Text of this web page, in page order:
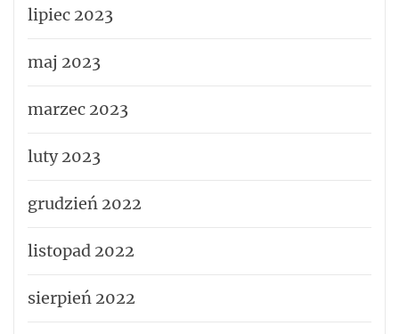
lipiec 2023
maj 2023
marzec 2023
luty 2023
grudzień 2022
listopad 2022
sierpień 2022